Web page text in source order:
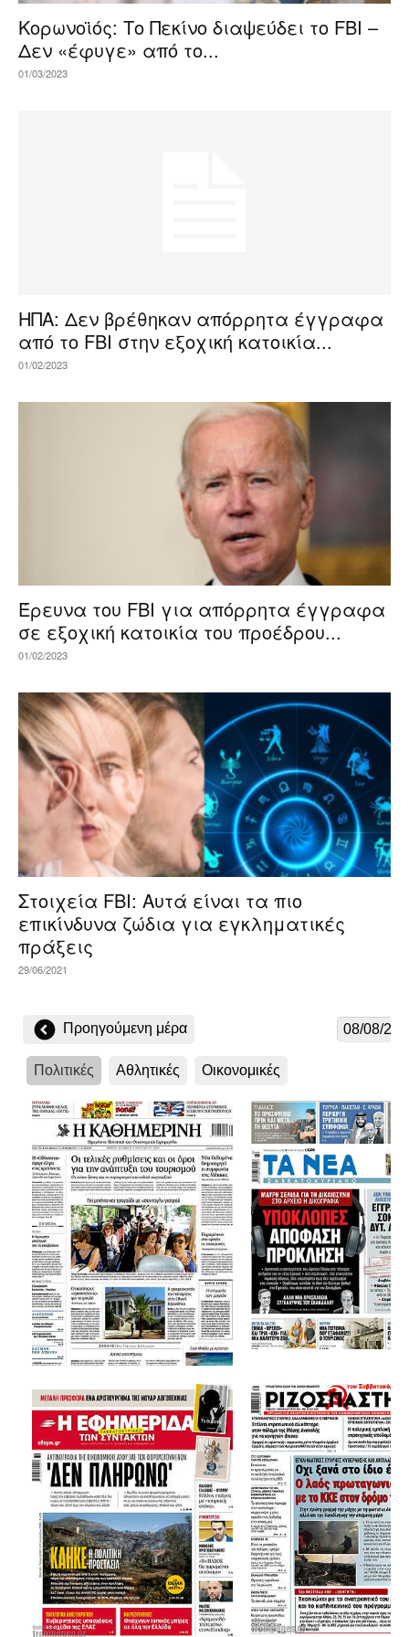
Κορωνοϊός: Το Πεκίνο διαψεύδει το FBΙ –
Δεν «έφυγε» από τo...
01/03/2023
ΗΠΑ: Δεν βρέθηκαν απόρρητα έγγραφα
από το FBI στην εξοχική κατοικία...
01/02/2023
Έρευνα του FBI για απόρρητα έγγραφα
σε εξοχική κατοικία του προέδρου...
01/02/2023
Στοιχεία FBI: Αυτά είναι τα πιο
επικίνδυνα ζώδια για εγκληματικές
πράξεις
29/06/2021